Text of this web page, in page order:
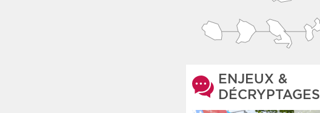
ENJEUX &
DÉCRYPTAGES